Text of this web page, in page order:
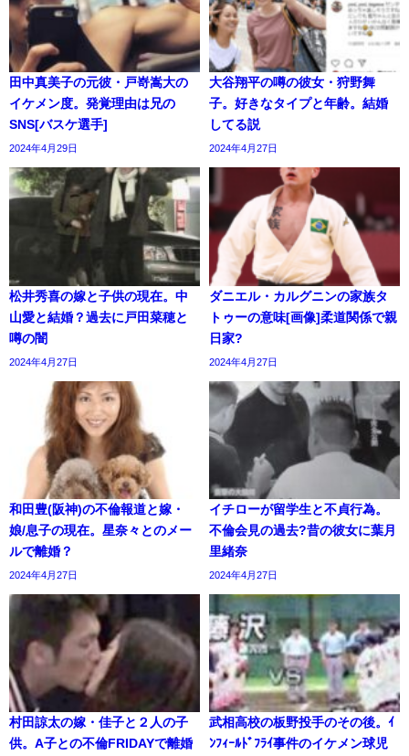
田中真美子の元彼・戸嵜嵩大の
イケメン度。発覚理由は兄の
SNS[バスケ選手]
2024年4月29日
大谷翔平の噂の彼女・狩野舞
子。好きなタイプと年齢。結婚
してる説
2024年4月27日
松井秀喜の嫁と子供の現在。中
山愛と結婚？過去に戸田菜穂と
噂の闇
2024年4月27日
ダニエル・カルグニンの家族タ
トゥーの意味[画像]柔道関係で親
日家?
2024年4月27日
和田豊(阪神)の不倫報道と嫁・
娘/息子の現在。星奈々とのメー
ルで離婚？
2024年4月27日
イチローが留学生と不貞行為。
不倫会見の過去?昔の彼女に葉月
里緒奈
2024年4月27日
村田諒太の嫁・佳子と２人の子
供。A子との不倫FRIDAYで離婚
武相高校の板野投手のその後。ｲ
ﾝﾌｨｰﾙﾄﾞﾌﾗｲ事件のイケメン球児